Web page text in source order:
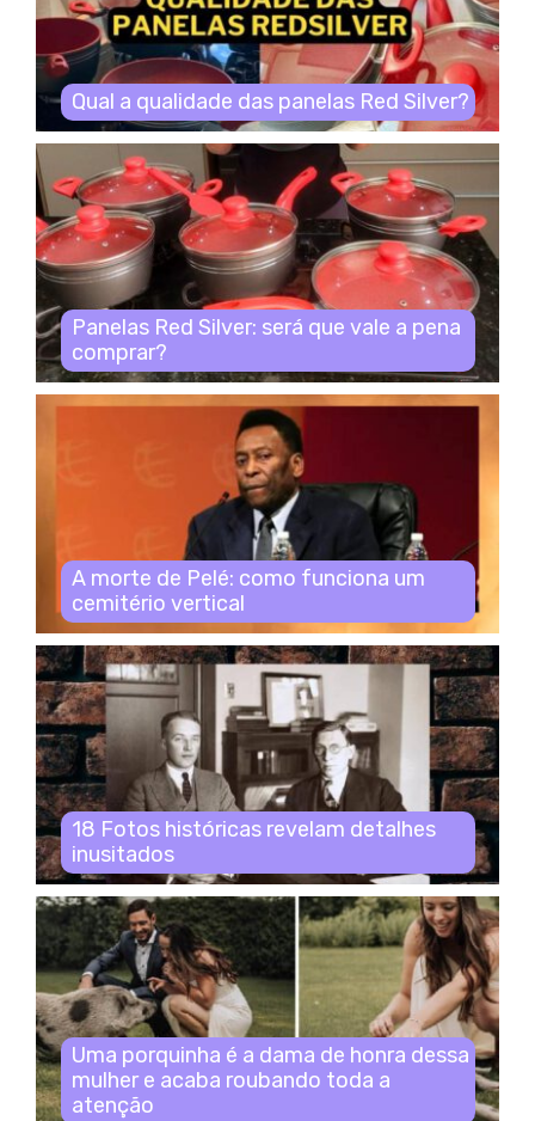
Qual a qualidade das panelas Red Silver?
Panelas Red Silver: será que vale a pena
comprar?
A morte de Pelé: como funciona um
cemitério vertical
18 Fotos históricas revelam detalhes
inusitados
Uma porquinha é a dama de honra dessa
mulher e acaba roubando toda a
atenção